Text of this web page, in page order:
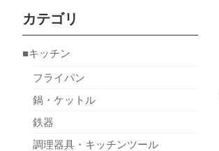
カテゴリ
■キッチン
フライパン
鍋・ケットル
鉄器
調理器具・キッチンツール